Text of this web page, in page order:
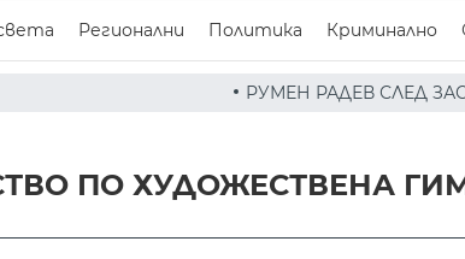
Регионални Политика Криминално
РУМЕН РАДЕВ СЛЕД ЗАСЕДАНИЕ НА
ПО ХУДОЖЕСТВЕНА